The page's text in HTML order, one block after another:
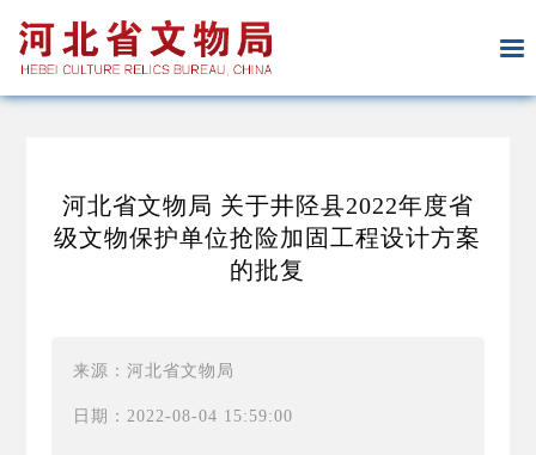
河北省文物局 关于井陉县2022年度省
级文物保护单位抢险加固工程设计方案
的批复
来源：河北省文物局
日期：2022-08-04 15:59:00